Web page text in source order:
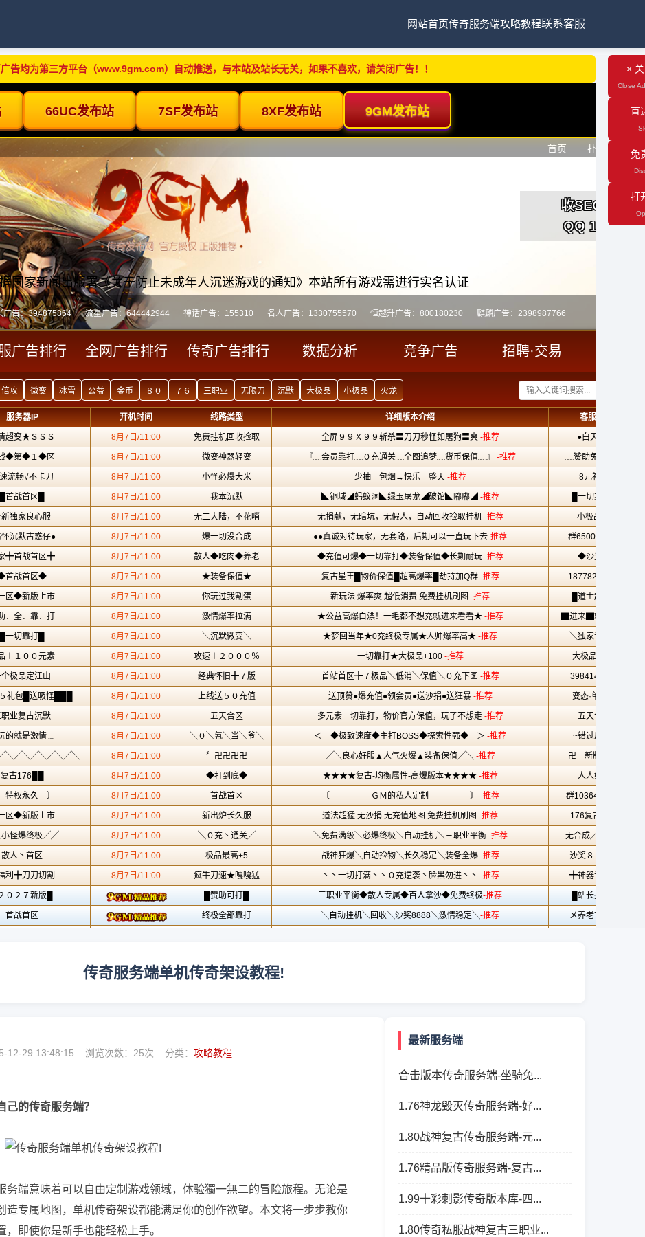
网站首页传奇服务端攻略教程联系客服
告均为第三方平台（www.9gm.com）自动推送，与本站及站长无关，如果不喜欢，请关闭广告！！ ×
Close
直
免
打
传奇服务端单机传奇架设教程!
12-29 13:48:15 浏览次数： 25次 分类： 攻略教程
的传奇服务端？
务端意味着可以自由定制游戏领域，体验獨一無二的冒险旅程。无论是
造专属地图，单机传奇架设都能满足你的创作欲望。本文将一步步教你
即使你是新手也能轻松上手。
最新服务端
合击版本传奇服务端-坐骑免...
1.76神龙毁灭传奇服务端-好...
1.80战神复古传奇服务端-元...
1.76精品版传奇服务端-复古...
1.99十彩刺影传奇版本库-四...
1.80传奇私服战神复古三职业...